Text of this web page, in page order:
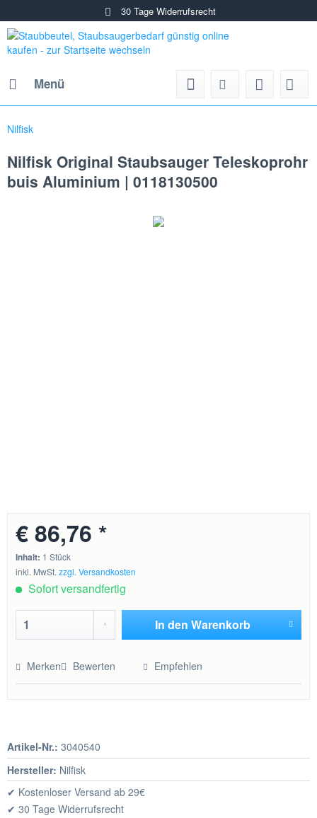
30 Tage Widerrufsrecht
Menü
Nilfisk
Nilfisk Original Staubsauger Teleskoprohr
buis Aluminium | 0118130500
€ 86,76 *
Inhalt: 1 Stück
inkl. MwSt.zzgl. Versandkosten
Sofort versandfertig
In den Warenkorb
Merken Bewerten Empfehlen
Artikel-Nr.: 3040540
Hersteller: Nilfisk
✔ Kostenloser Versand ab 29€
✔ 30 Tage Widerrufsrecht